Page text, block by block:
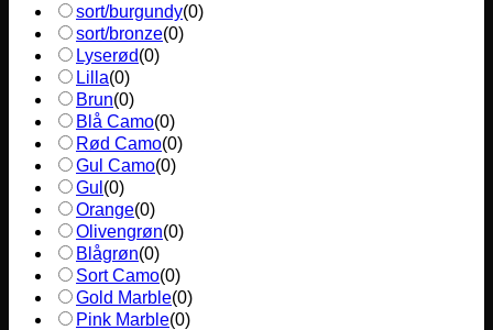
sort/burgundy(0)
sort/bronze(0)
Lyserød(0)
Lilla(0)
Brun(0)
Blå Camo(0)
Rød Camo(0)
Gul Camo(0)
Gul (0)
Orange(0)
Olivengrøn(0)
Blågrøn(0)
Sort Camo(0)
Gold Marble(0)
Pink Marble(0)